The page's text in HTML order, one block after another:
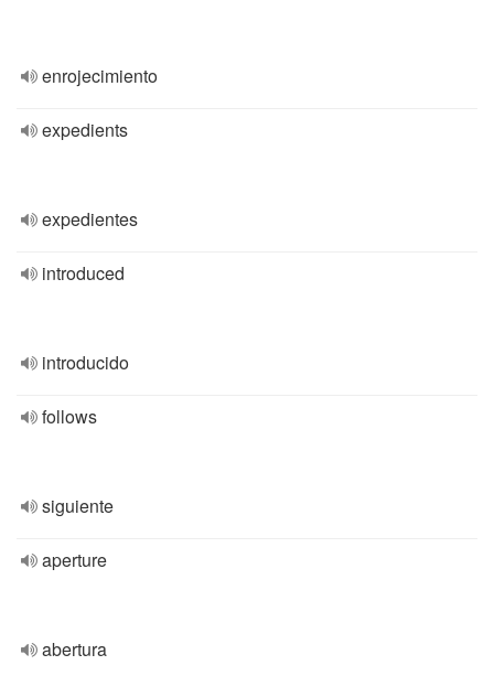
enrojecimiento
expedients
expedientes
introduced
introducido
follows
siguiente
aperture
abertura